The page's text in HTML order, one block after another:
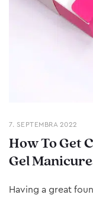
7. SEPTEMBRA 2022
How To Get
Gel
Having a great